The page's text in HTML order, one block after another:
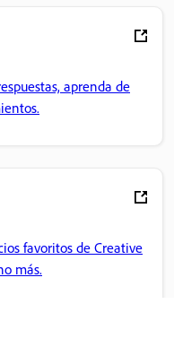
aprenda de
favoritos de Creative
más.